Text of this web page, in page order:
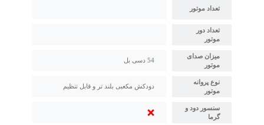
تعداد موتور
تعداد دور
موتور
میزان صدای
موتور
54 دسی بل
نوع پروانه
موتور
دودکش مکعبی بلند تر و قابل تنظیم
سنسور دود و
گرما